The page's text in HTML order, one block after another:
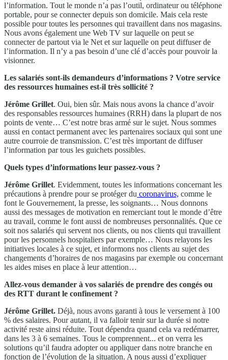
l’information. Tout le monde n’a pas l’outil, ordinateur ou téléphone
portable, pour se connecter depuis son domicile. Mais cela reste
possible pour toutes les personnes qui travaillent dans nos magasins.
Nous avons également une Web TV sur laquelle on peut se
connecter de partout via le Net et sur laquelle on peut diffuser de
l’information. Il n’y a pas besoin d’une clé d’accès pour pouvoir la
visionner.
Les salariés sont-ils demandeurs d’informations ? Votre service
des ressources humaines est-il très sollicité ?
Jérôme Grillet. Oui, bien sûr. Mais nous avons la chance d’avoir
des responsables ressources humaines (RRH) dans la plupart de nos
points de vente… C’est notre bras armé sur le sujet. Nous sommes
aussi en contact permanent avec les partenaires sociaux qui sont une
autre courroie de transmission. C’est très important de diffuser
l’information par tous les guichets possibles.
Quels types d’informations leur passez-vous ?
Jérôme Grillet. Evidemment, toutes les informations concernant les
précautions à prendre pour se protéger du coronavirus, comme le
font le Gouvernement, la presse, les soignants… Nous donnons
aussi des messages de motivation en remerciant tout le monde d’être
au travail, comme le font aussi de nombreuses personnalités. Que ce
soit nos salariés qui servent nos clients, ou nos clients qui travaillent
pour les personnels hospitaliers par exemple… Nous relayons les
initiatives locales à ce sujet, et informons nos clients au sujet des
changements d’horaires de nos magasins par exemple ou concernant
les aides mises en place à leur attention…
Allez-vous demander à vos salariés de prendre des congés ou
des RTT durant le confinement ?
Jérôme Grillet. Déjà, nous avons garanti à tous le versement à 100
% des salaires. Pour autant, il va falloir tenir sur la durée si notre
activité reste ainsi réduite. Tout dépendra quand cela va redémarrer,
dans les 3 à 6 semaines. Tous le comprennent... et on verra les
solutions qu’il faudra adopter ou appliquer dans notre branche en
fonction de l’évolution de la situation. A nous aussi d’expliquer